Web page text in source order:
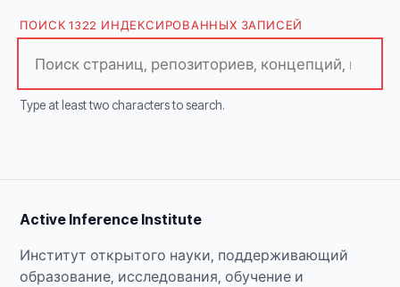
ПОИСК 1322 ИНДЕКСИРОВАННЫХ ЗАПИСЕЙ
Type at least two characters to search.
Active Inference Institute
Институт открытого науки, поддерживающий
образование, исследования, обучение и